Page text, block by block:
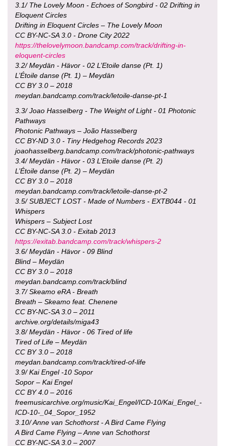
3.1/ The Lovely Moon - Echoes of Songbird - 02 Drifting in
Eloquent Circles
Drifting in Eloquent Circles – The Lovely Moon
CC BY-NC-SA 3.0 - Drone City 2022
https://thelovelymoon.bandcamp.com/track/drifting-in-
eloquent-circles
3.2/ Meydän - Hävor - 02 L’Etoile danse (Pt. 1)
L’Étoile danse (Pt. 1) – Meydän
CC BY 3.0 – 2018
meydan.bandcamp.com/track/letoile-danse-pt-1
3.3/ Joao Hasselberg - The Weight of Light - 01 Photonic
Pathways
Photonic Pathways – João Hasselberg
CC BY-ND 3.0 - Tiny Hedgehog Records 2023
joaohasselberg.bandcamp.com/track/photonic-pathways
3.4/ Meydän - Hävor - 03 L’Etoile danse (Pt. 2)
L’Étoile danse (Pt. 2) – Meydän
CC BY 3.0 – 2018
meydan.bandcamp.com/track/letoile-danse-pt-2
3.5/ SUBJECT LOST - Made of Numbers - EXTB044 - 01
Whispers
Whispers – Subject Lost
CC BY-NC-SA 3.0 - Exitab 2013
https://exitab.bandcamp.com/track/whispers-2
3.6/ Meydän - Hävor - 09 Blind
Blind – Meydän
CC BY 3.0 – 2018
meydan.bandcamp.com/track/blind
3.7/ Skeamo eRA - Breath
Breath – Skeamo feat. Chenene
CC BY-NC-SA 3.0 – 2011
archive.org/details/miga43
3.8/ Meydän - Hävor - 06 Tired of life
Tired of Life – Meydän
CC BY 3.0 – 2018
meydan.bandcamp.com/track/tired-of-life
3.9/ Kai Engel -10 Sopor
Sopor – Kai Engel
CC BY 4.0 – 2016
freemusicarchive.org/music/Kai_Engel/ICD-10/Kai_Engel_-
ICD-10-_04_Sopor_1952
3.10/ Anne van Schothorst - A Bird Came Flying
A Bird Came Flying – Anne van Schothorst
CC BY-NC-SA 3.0 – 2007